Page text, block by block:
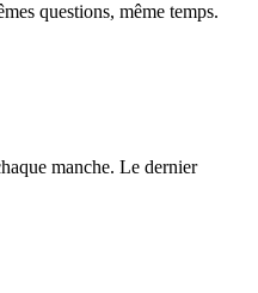
questions, même temps.
manche. Le dernier